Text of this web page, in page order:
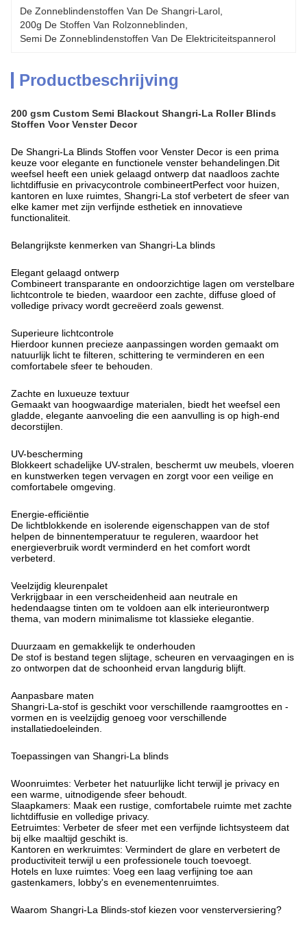
De Zonneblindenstoffen Van De Shangri-Larol
200g De Stoffen Van Rolzonneblinden
Semi De Zonneblindenstoffen Van De Elektriciteitspannerol
Productbeschrijving
200 gsm Custom Semi Blackout Shangri-La Roller Blinds
Stoffen Voor Venster Decor
De Shangri-La Blinds Stoffen voor Venster Decor is een prima
keuze voor elegante en functionele venster behandelingen.Dit
weefsel heeft een uniek gelaagd ontwerp dat naadloos zachte
lichtdiffusie en privacycontrole combineertPerfect voor huizen,
kantoren en luxe ruimtes, Shangri-La stof verbetert de sfeer van
elke kamer met zijn verfijnde esthetiek en innovatieve
functionaliteit.
Belangrijkste kenmerken van Shangri-La blinds
Elegant gelaagd ontwerp
Combineert transparante en ondoorzichtige lagen om verstelbare
lichtcontrole te bieden, waardoor een zachte, diffuse gloed of
volledige privacy wordt gecreëerd zoals gewenst.
Superieure lichtcontrole
Hierdoor kunnen precieze aanpassingen worden gemaakt om
natuurlijk licht te filteren, schittering te verminderen en een
comfortabele sfeer te behouden.
Zachte en luxueuze textuur
Gemaakt van hoogwaardige materialen, biedt het weefsel een
gladde, elegante aanvoeling die een aanvulling is op high-end
decorstijlen.
UV-bescherming
Blokkeert schadelijke UV-stralen, beschermt uw meubels, vloeren
en kunstwerken tegen vervagen en zorgt voor een veilige en
comfortabele omgeving.
Energie-efficiëntie
De lichtblokkende en isolerende eigenschappen van de stof
helpen de binnentemperatuur te reguleren, waardoor het
energieverbruik wordt verminderd en het comfort wordt
verbeterd.
Veelzijdig kleurenpalet
Verkrijgbaar in een verscheidenheid aan neutrale en
hedendaagse tinten om te voldoen aan elk interieurontwerp
thema, van modern minimalisme tot klassieke elegantie.
Duurzaam en gemakkelijk te onderhouden
De stof is bestand tegen slijtage, scheuren en vervaagingen en is
zo ontworpen dat de schoonheid ervan langdurig blijft.
Aanpasbare maten
Shangri-La-stof is geschikt voor verschillende raamgroottes en -
vormen en is veelzijdig genoeg voor verschillende
installatiedoeleinden.
Toepassingen van Shangri-La blinds
Woonruimtes: Verbeter het natuurlijke licht terwijl je privacy en
een warme, uitnodigende sfeer behoudt.
Slaapkamers: Maak een rustige, comfortabele ruimte met zachte
lichtdiffusie en volledige privacy.
Eetruimtes: Verbeter de sfeer met een verfijnde lichtsysteem dat
bij elke maaltijd geschikt is.
Kantoren en werkruimtes: Vermindert de glare en verbetert de
productiviteit terwijl u een professionele touch toevoegt.
Hotels en luxe ruimtes: Voeg een laag verfijning toe aan
gastenkamers, lobby's en evenementenruimtes.
Waarom Shangri-La Blinds-stof kiezen voor vensterversiering?